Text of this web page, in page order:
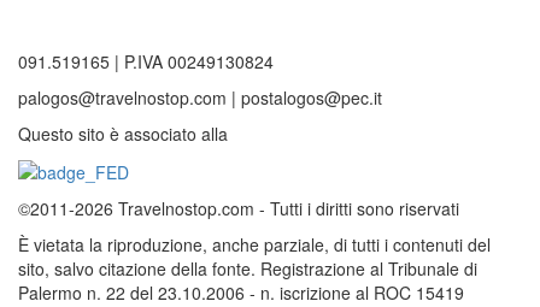
091.519165 | P.IVA 00249130824
palogos@travelnostop.com | postalogos@pec.it
Questo sito è associato alla
©2011-2026 Travelnostop.com - Tutti i diritti sono riservati
È vietata la riproduzione, anche parziale, di tutti i contenuti del
sito, salvo citazione della fonte. Registrazione al Tribunale di
Palermo n. 22 del 23.10.2006 - n. iscrizione al ROC 15419